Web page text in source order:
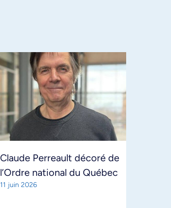
Claude Perreault décoré de
l’Ordre national du Québec
11 juin 2026